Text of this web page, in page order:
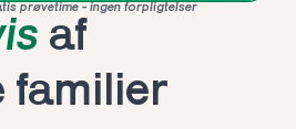
prøvetime - ingen forpligtelser
af
familier